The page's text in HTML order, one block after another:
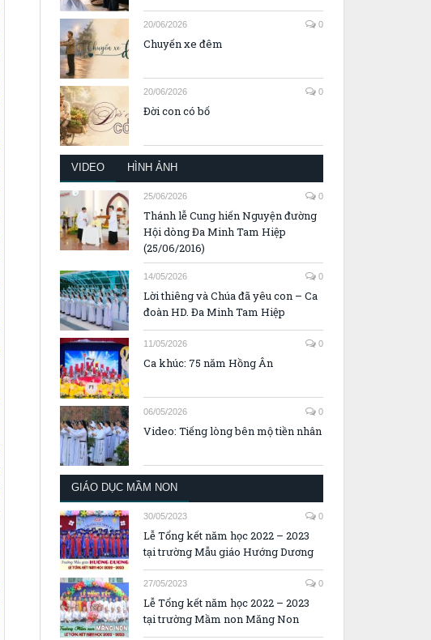
20/06/2026 0
Chuyến xe đêm
20/06/2026 0
Đời con có bố
VIDEO HÌNH ẢNH
25/06/2026 0
Thánh lễ Cung hiến Nguyện đường
Hội dòng Đa Minh Tam Hiệp
(25/06/2016)
14/05/2026 0
Lời thiêng và Chúa đã yêu con – Ca
đoàn HD. Đa Minh Tam Hiệp
11/05/2026 0
Ca khúc: 75 năm Hồng Ân
06/05/2026 0
Video: Tiếng lòng bên mộ tiền nhân
GIÁO DỤC MẦM NON
30/05/2023 0
Lễ Tổng kết năm học 2022 – 2023
tại trường Mẫu giáo Hướng Dương
27/05/2023 0
Lễ Tổng kết năm học 2022 – 2023
tại trường Mầm non Măng Non